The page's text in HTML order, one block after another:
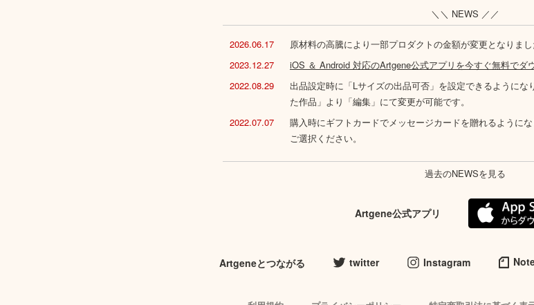
＼＼ NEWS ／／
2026.06.17 原材料の高騰により一部プロダクトの金額が変更となりま
2023.12.27
iOS ＆ Android 対応のArtgene公式アプリを今すぐ無料でダ
2022.08.29
出品設定時に「Lサイズの出品可否」を設定できるようにな
た作品」より「編集」にて変更が可能です。
2022.07.07
購入時にギフトカードでメッセージカードを贈れるように
ご選択ください。
過去のNEWSを見る
Artgene公式アプリ
Artgeneとつながる twitter Instagram